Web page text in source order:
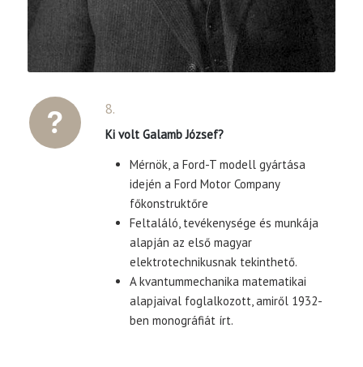
8.
Ki volt Galamb József?
Mérnök, a Ford-T modell gyártása
idején a Ford Motor Company
főkonstruktőre
Feltaláló, tevékenysége és munkája
alapján az első magyar
elektrotechnikusnak tekinthető.
A kvantummechanika matematikai
alapjaival foglalkozott, amiről 1932-
ben monográfiát írt.